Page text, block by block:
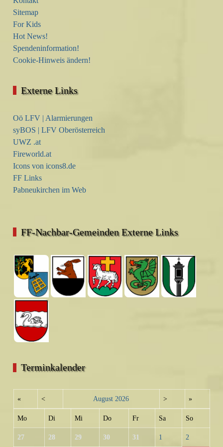
Sitemap
For Kids
Hot News!
Spendeninformation!
Cookie-Hinweis ändern!
Externe Links
Oö LFV | Alarmierungen
syBOS | LFV Oberösterreich
UWZ .at
Fireworld.at
Icons von icons8.de
FF Links
Pabneukirchen im Web
FF-Nachbar-Gemeinden Externe Links
Terminkalender
« < August 2026 > »
Mo Di Mi Do Fr Sa So
27 28 29 30 31 1 2